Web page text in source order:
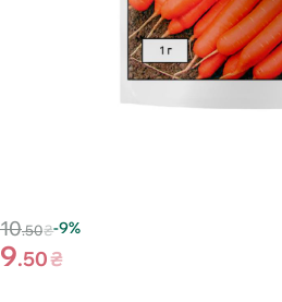
10.50₴-9%
9.50₴